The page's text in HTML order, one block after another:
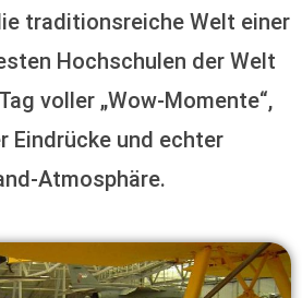
traditionsreiche Welt einer
Hochschulen der Welt
voller „Wow‑Momente“,
Eindrücke und echter